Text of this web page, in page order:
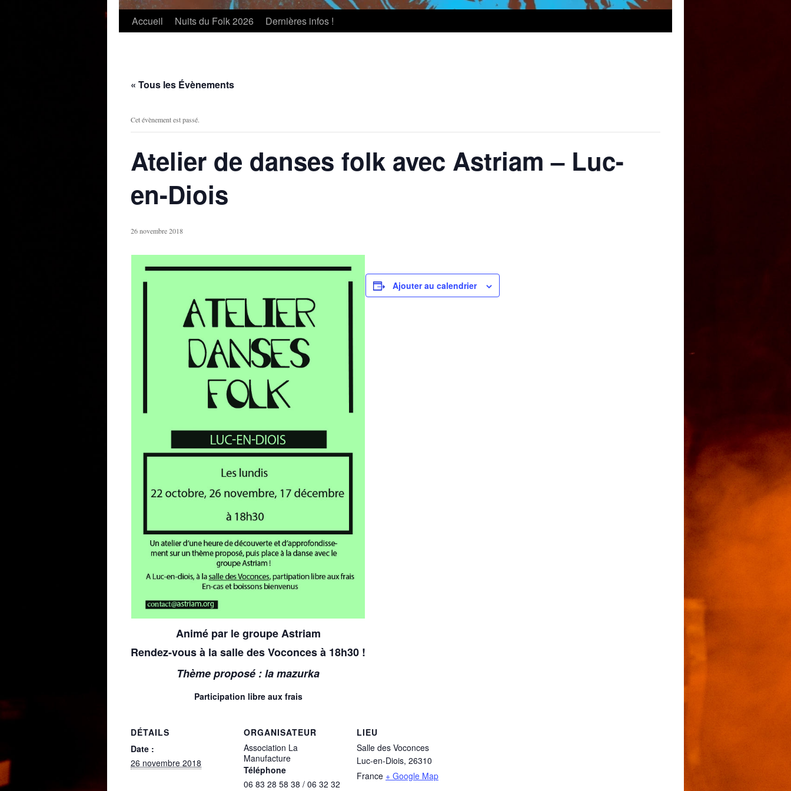
Accueil Nuits du Folk 2026 Dernières infos !
« Tous les Évènements
Cet évènement est passé.
Atelier de danses folk avec Astriam – Luc-
en-Diois
26 novembre 2018
Animé par le groupe Astriam
Rendez-vous à la salle des Voconces à 18h30 !
Thème proposé : la mazurka
Participation libre aux frais
Ajouter au calendrier
DÉTAILS
Date :
26 novembre 2018
ORGANISATEUR
Association La
Manufacture
Téléphone
06 83 28 58 38 / 06 32 32
LIEU
Salle des Voconces
Luc-en-Diois, 26310
France + Google Map